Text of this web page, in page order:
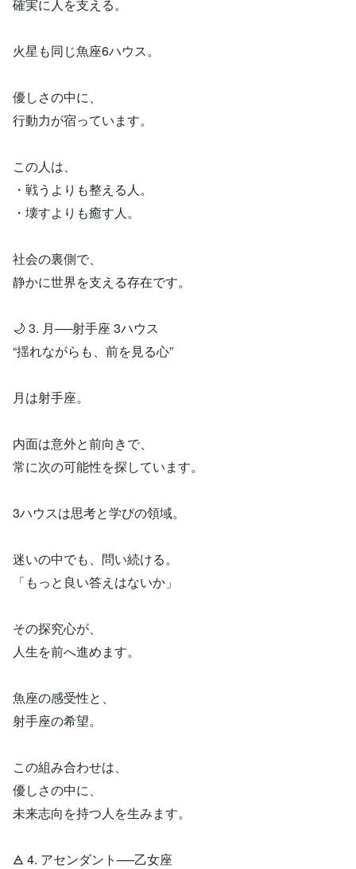
確実に人を支える。
火星も同じ魚座6ハウス。
優しさの中に、
行動力が宿っています。
この人は、
・戦うよりも整える人。
・壊すよりも癒す人。
社会の裏側で、
静かに世界を支える存在です。
🌙 3. 月──射手座 3ハウス
“揺れながらも、前を見る心”
月は射手座。
内面は意外と前向きで、
常に次の可能性を探しています。
3ハウスは思考と学びの領域。
迷いの中でも、問い続ける。
「もっと良い答えはないか」
その探究心が、
人生を前へ進めます。
魚座の感受性と、
射手座の希望。
この組み合わせは、
優しさの中に、
未来志向を持つ人を生みます。
🜁 4. アセンダント──乙女座